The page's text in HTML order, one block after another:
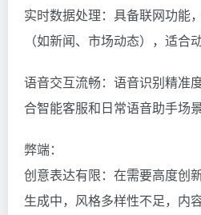
实时数据处理：具备联网功能
（如新闻、市场动态），适合
语音交互流畅：语音识别精准
合智能客服和日常语音助手场景
弊端：
创意表达有限：在需要高度创
生成中，风格多样性不足，内